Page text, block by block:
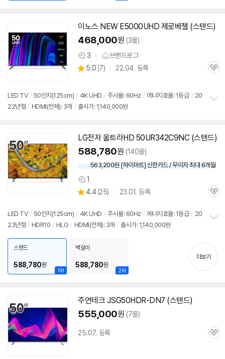
이노스 NEW E5000UHD 제로베젤 (스탠드)
468,000원 (3몰)
상
품
3 브랜드로그
별
5.0 (상
뷰
7) 22.04. 등록
관
상
LED TV / 50인치 (125cm) / 4K UHD / 주사율: 60Hz / 에너지효율: 1등급 / 20
22년형 / HDMI(전체): 3개 / 출시가: 1,140,000원
치
LG전자 울트라HD 50UR342C9NC (스탠드)
588,780원 (140몰)
563,200원 [하이마트] 신한카드 / 무이자 최대 6개월
상
품
견
1
별
4.4 (상
리
뷰
25) 23.01. 등록
관
LED TV / 50인치 (125cm) / 4K UHD / 주사율: 60Hz / 에너지효율: 1등급 / 20
23년형 / HDR10 / HLG / HDMI(전체): 3개 / 출시가: 1,140,000원
치
기
1위
스탠드
588,780원
2위
벽걸이
588,780원
더보기
주연테크 JSG50HDR-DN7 (스탠드)
555,000원 (7몰)
25.07. 등록
관